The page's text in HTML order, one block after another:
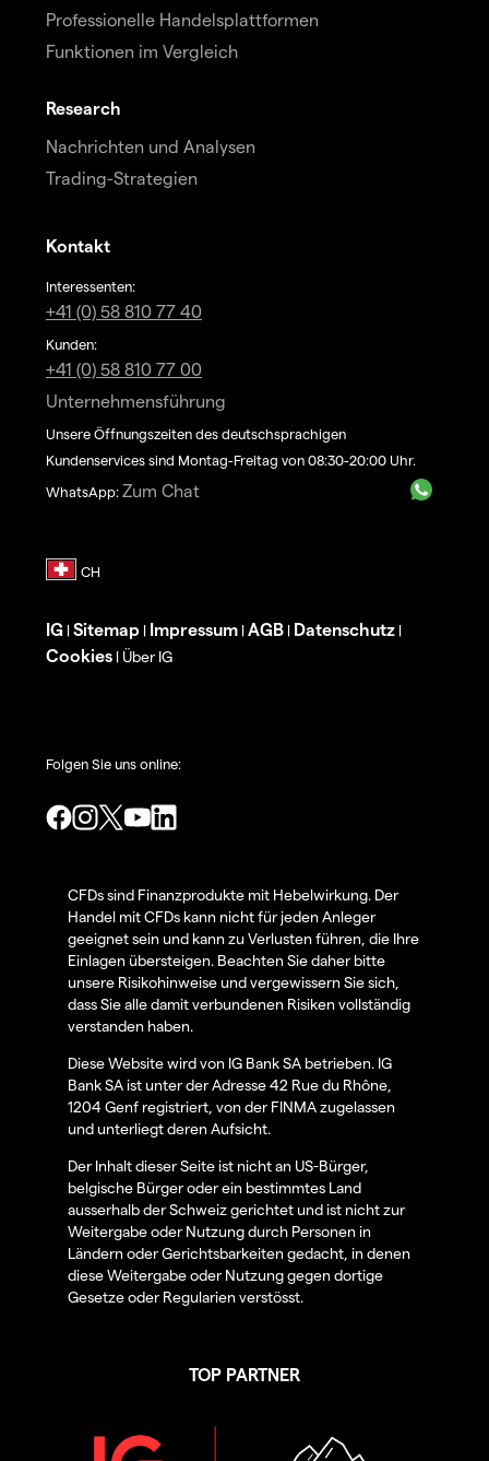
Professionelle Handelsplattformen
Funktionen im Vergleich
Research
Nachrichten und Analysen
Trading-Strategien
Kontakt
Interessenten:
+41 (0) 58 810 77 40
Kunden:
+41 (0) 58 810 77 00
Unternehmensführung
Unsere Öffnungszeiten des deutschsprachigen
Kundenservices sind Montag-Freitag von 08:30-20:00 Uhr.
WhatsApp: Zum Chat
IG | Sitemap | Impressum | AGB | Datenschutz |
Cookies | Über IG
Folgen Sie uns online:
CFDs sind Finanzprodukte mit Hebelwirkung. Der
Handel mit CFDs kann nicht für jeden Anleger
geeignet sein und kann zu Verlusten führen, die Ihre
Einlagen übersteigen. Beachten Sie daher bitte
unsere Risikohinweise und vergewissern Sie sich,
dass Sie alle damit verbundenen Risiken vollständig
verstanden haben.
Diese Website wird von IG Bank SA betrieben. IG
Bank SA ist unter der Adresse 42 Rue du Rhône,
1204 Genf registriert, von der FINMA zugelassen
und unterliegt deren Aufsicht.
Der Inhalt dieser Seite ist nicht an US-Bürger,
belgische Bürger oder ein bestimmtes Land
ausserhalb der Schweiz gerichtet und ist nicht zur
Weitergabe oder Nutzung durch Personen in
Ländern oder Gerichtsbarkeiten gedacht, in denen
diese Weitergabe oder Nutzung gegen dortige
Gesetze oder Regularien verstösst.
TOP PARTNER